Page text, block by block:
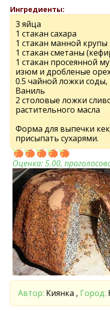
Ингредиенты:
3 яйца
1 стакан сахара
1 стакан манной крупы
1 стакан сметаны
1 стакан просеянной
изюм и дробленые
0.5 чайной ложки
Ваниль
2 столовые ложки
растительного масла
Форма для выпечки
присыпать сухарями.
Оценка:5.00,
Автор: Киянка , Город: